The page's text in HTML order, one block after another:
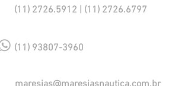
(11) 2726.5912 | (11) 2726.6797
(11) 93807-3960